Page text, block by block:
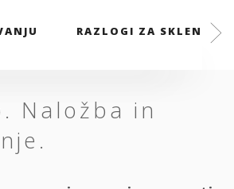
RAZLOGI ZA SKLENITEV
Naložba in